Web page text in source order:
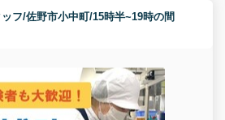
フ/佐野市小中町/15時半~19時の間